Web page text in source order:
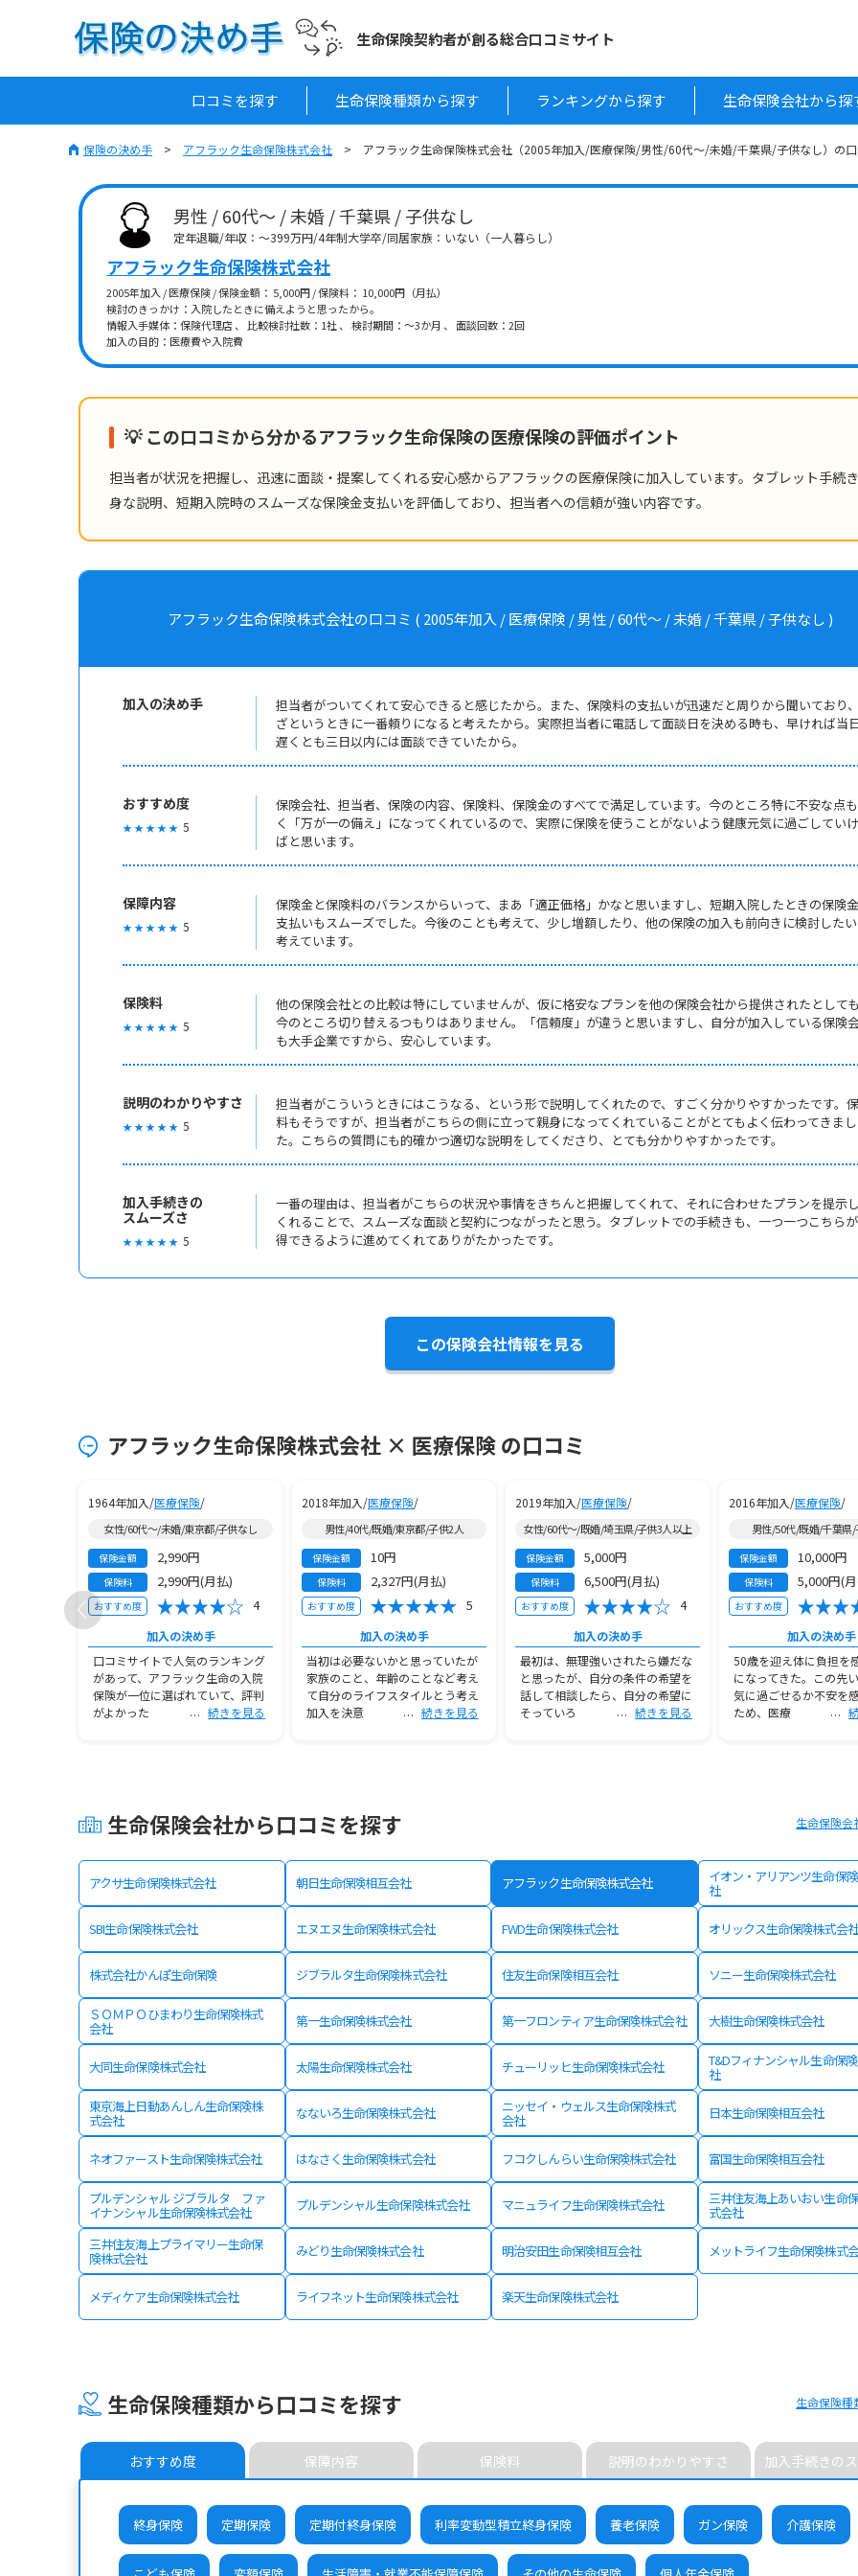
生命保険契約者が創る総合口コミサイト
口コミを探す 生命保険種類から探す ランキングから探す 生命保険会社から探
保険の決め手 アフラック生命保険株式会社 アフラック生命保険株式会社（2005年加入/医療保険/男性/60代～/未婚/千葉県/子供なし）の口
男性 / 60代～ / 未婚 / 千葉県 / 子供なし
定年退職/年収：～399万円/4年制大学卒/同居家族：いない（一人暮らし）
アフラック生命保険株式会社
2005年加入 / 医療保険 / 保険金額： 5,000円 / 保険料： 10,000円（月払）
検討のきっかけ：入院したときに備えようと思ったから。
情報入手媒体：保険代理店 、 比較検討社数：1社 、 検討期間：～3か月 、 面談回数：2回
加入の目的：医療費や入院費
💡 この口コミから分かるアフラック生命保険の医療保険の評価ポイント
担当者が状況を把握し、迅速に面談・提案してくれる安心感からアフラックの医療保険に加入しています。タブレット手続
身な説明、短期入院時のスムーズな保険金支払いを評価しており、担当者への信頼が強い内容です。
アフラック生命保険株式会社の口コミ ( 2005年加入 / 医療保険 / 男性 / 60代～ / 未婚 / 千葉県 / 子供なし )
加入の決め手
担当者がついてくれて安心できると感じたから。また、保険料の支払いが迅速だと周りから聞いており
ざというときに一番頼りになると考えたから。実際担当者に電話して面談日を決める時も、早ければ当日
遅くとも三日以内には面談できていたから。
おすすめ度
★ ★ ★ ★ ★ 5
保険会社、担当者、保険の内容、保険料、保険金のすべてで満足しています。今のところ特に不安な点
く「万が一の備え」になってくれているので、実際に保険を使うことがないよう健康元気に過ごしてい
ばと思います。
保障内容
★ ★ ★ ★ ★ 5
保険金と保険料のバランスからいって、まあ「適正価格」かなと思いますし、短期入院したときの保険
支払いもスムーズでした。今後のことも考えて、少し増額したり、他の保険の加入も前向きに検討した
考えています。
保険料
★ ★ ★ ★ ★ 5
他の保険会社との比較は特にしていませんが、仮に格安なプランを他の保険会社から提供されたとしても
今のところ切り替えるつもりはありません。「信頼度」が違うと思いますし、自分が加入している保険
も大手企業ですから、安心しています。
説明のわかりやすさ
★ ★ ★ ★ ★ 5
担当者がこういうときにはこうなる、という形で説明してくれたので、すごく分かりやすかったです。
料もそうですが、担当者がこちらの側に立って親身になってくれていることがとてもよく伝わってきまし
た。こちらの質問にも的確かつ適切な説明をしてくださり、とても分かりやすかったです。
加入手続きの
スムーズさ
★ ★ ★ ★ ★ 5
一番の理由は、担当者がこちらの状況や事情をきちんと把握してくれて、それに合わせたプランを提示
くれることで、スムーズな面談と契約につながったと思う。タブレットでの手続きも、一つ一つこちら
得できるように進めてくれてありがたかったです。
この保険会社情報を見る
アフラック生命保険株式会社 × 医療保険 の口コミ
1964年加入/医療保険/
女性/60代～/未婚/東京都/子供なし
保険金額 2,990円
保険料 2,990円(月払)
おすすめ度 4
加入の決め手
口コミサイトで人気のランキング
があって、アフラック生命の入院
保険が一位に選ばれていて、評判
がよかった
続きを見る
2018年加入/医療保険/
男性/40代/既婚/東京都/子供2人
保険金額 10円
保険料 2,327円(月払)
おすすめ度 5
加入の決め手
当初は必要ないかと思っていたが
家族のこと、年齢のことなど考え
て自分のライフスタイルとう考え
加入を決意
続きを見る
2019年加入/医療保険/
女性/60代～/既婚/埼玉県/子供3人以上
保険金額 5,000円
保険料 6,500円(月払)
おすすめ度 4
加入の決め手
最初は、無理強いされたら嫌だな
と思ったが、自分の条件の希望を
話して相談したら、自分の希望に
そっていろ
続きを見る
2016年加入/医療保険/
男性/50代/既婚/千葉県/
保険金額 10,000円
保険料 5,000円(
おすすめ度
加入の決め手
50歳を迎え体に負担を
になってきた。この先
気に過ごせるか不安を
ため、医療
生命保険会社から口コミを探す
アクサ生命保険株式会社 朝日生命保険相互会社 アフラック生命保険株式会社 イオン・アリアンツ生命保
社
SBI生命保険株式会社 エヌエヌ生命保険株式会社 FWD生命保険株式会社 オリックス生命保険株式会社
株式会社かんぽ生命保険 ジブラルタ生命保険株式会社 住友生命保険相互会社 ソニー生命保険株式会社
ＳＯＭＰＯひまわり生命保険株式
会社 第一生命保険株式会社 第一フロンティア生命保険株式会社 大樹生命保険株式会社
大同生命保険株式会社 太陽生命保険株式会社 チューリッヒ生命保険株式会社 T&Dフィナンシャル生命保
社
東京海上日動あんしん生命保険株
式会社 なないろ生命保険株式会社 ニッセイ・ウェルス生命保険株式
会社 日本生命保険相互会社
ネオファースト生命保険株式会社 はなさく生命保険株式会社 フコクしんらい生命保険株式会社 富国生命保険相互会社
プルデンシャル ジブラルタ ファ
イナンシャル生命保険株式会社 プルデンシャル生命保険株式会社 マニュライフ生命保険株式会社 三井住友海上あいおい生命
式会社
三井住友海上プライマリー生命保
険株式会社 みどり生命保険株式会社 明治安田生命保険相互会社 メットライフ生命保険株式
メディケア生命保険株式会社 ライフネット生命保険株式会社 楽天生命保険株式会社
生命保険会
生命保険種類から口コミを探す
おすすめ度 保障内容 保険料 説明のわかりやすさ 加入手続きの
終身保険 定期保険 定期付終身保険 利率変動型積立終身保険 養老保険 ガン保険 介護保険
生命保険種